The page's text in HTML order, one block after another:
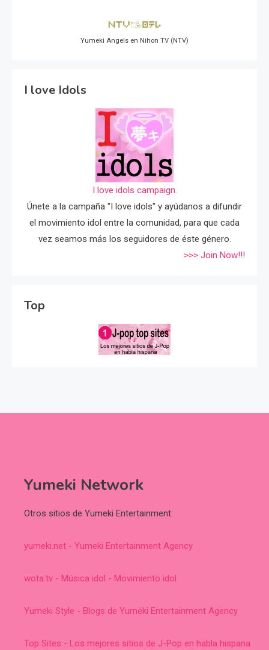
Yumeki Angels en Nihon TV (NTV)
I love Idols
I love idols campaign.
Únete a la campaña "I love idols" y ayúdanos a difundir
el movimiento idol entre la comunidad, para que cada
vez seamos más los seguidores de éste género.
>>> Join Now!!!
Top
Yumeki Network
Otros sitios de Yumeki Entertainment:
yumeki.net - Yumeki Entertainment Agency
wota.tv - Música idol - Movimiento idol
Yumeki Style - Blogs de Yumeki Entertainment Agency
Top Sites - Los mejores sitios de J-Pop en habla hispana